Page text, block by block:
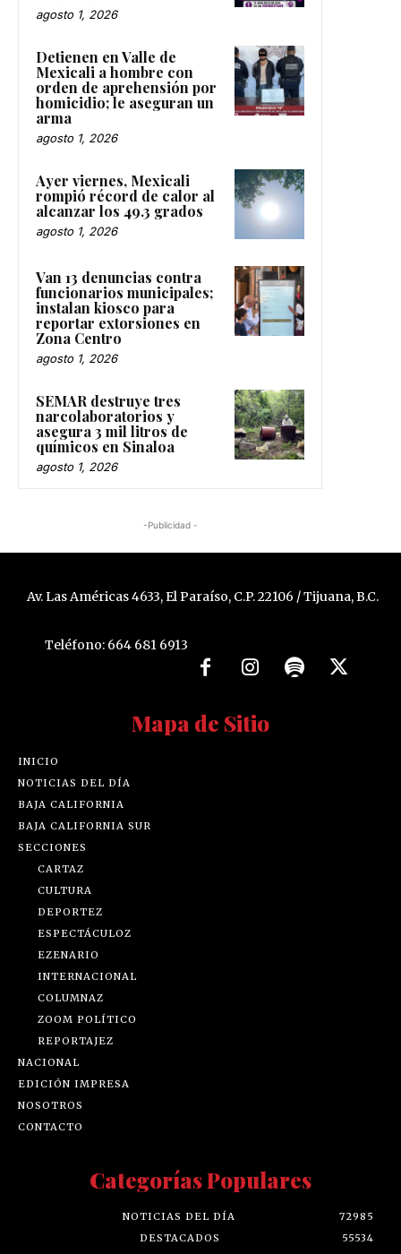
agosto 1, 2026
Detienen en Valle de
Mexicali a hombre con
orden de aprehensión por
homicidio; le aseguran un
arma
agosto 1, 2026
Ayer viernes, Mexicali
rompió récord de calor al
alcanzar los 49.3 grados
agosto 1, 2026
Van 13 denuncias contra
funcionarios municipales;
instalan kiosco para
reportar extorsiones en
Zona Centro
agosto 1, 2026
SEMAR destruye tres
narcolaboratorios y
asegura 3 mil litros de
químicos en Sinaloa
agosto 1, 2026
-Publicidad -
Av. Las Américas 4633, El Paraíso, C.P. 22106 / Tijuana, B.C.
Teléfono: 664 681 6913
Mapa de Sitio
INICIO
NOTICIAS DEL DÍA
BAJA CALIFORNIA
BAJA CALIFORNIA SUR
SECCIONES
CARTAZ
CULTURA
DEPORTEZ
ESPECTÁCULOZ
EZENARIO
INTERNACIONAL
COLUMNAZ
ZOOM POLÍTICO
REPORTAJEZ
NACIONAL
EDICIÓN IMPRESA
NOSOTROS
CONTACTO
Categorías Populares
NOTICIAS DEL DÍA
72985
DESTACADOS
55534